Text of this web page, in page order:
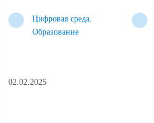
Цифровая среда.
Образование
02.02.2025